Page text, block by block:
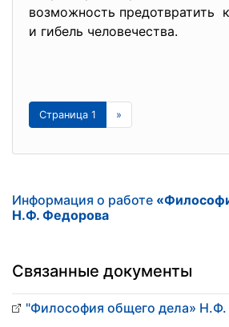
возможность предотвратить
и гибель человечества.
Страница 1 »
Информация о работе
Н.Ф. Федорова
Связанные документы
"Философия общего дела» Н.Ф.